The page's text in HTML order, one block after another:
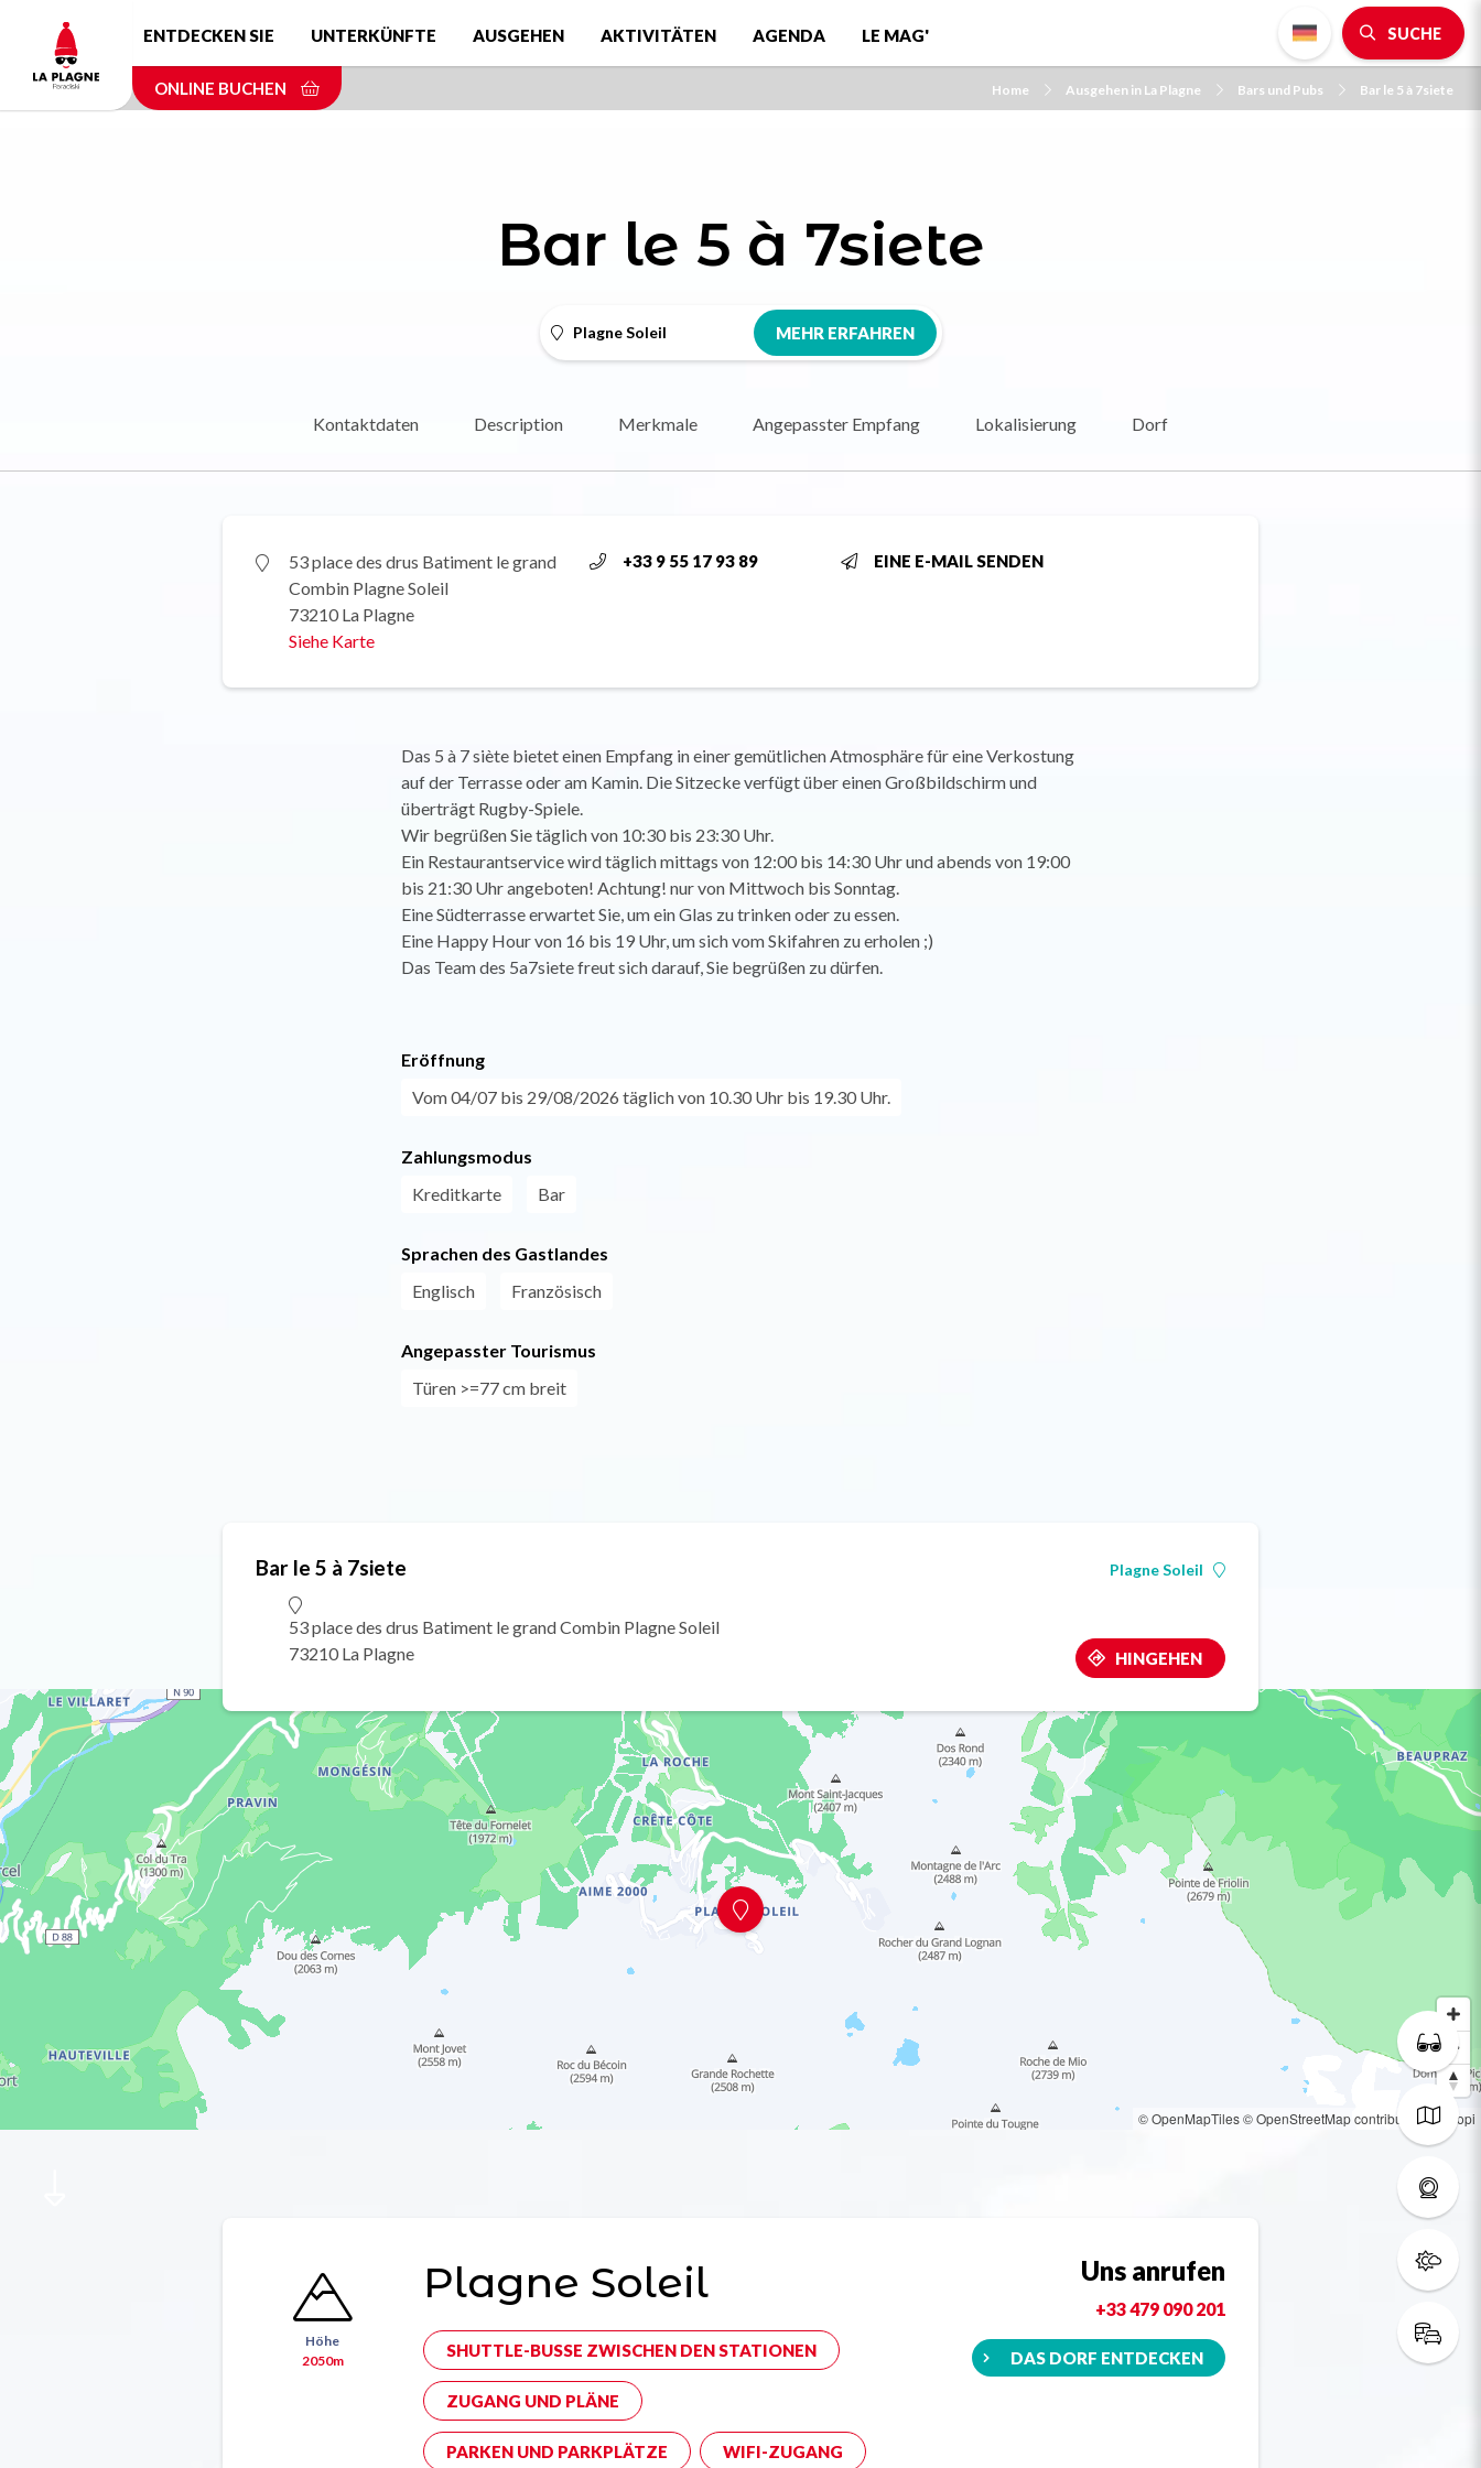
content
ENTDECKEN SIE UNTERKÜNFTE AUSGEHEN AKTIVITÄTEN AGENDA LE MAG' SUCHE
ONLINE BUCHEN Home Ausgehen in La Plagne Bars und Pubs Bar le 5 à 7siete
Bar le 5 à 7siete
Plagne Soleil MEHR ERFAHREN
Kontaktdaten Description Merkmale Angepasster Empfang Lokalisierung Dorf
53 place des drus Batiment le grand
Combin Plagne Soleil
73210 La Plagne
Siehe Karte
+33 9 55 17 93 89 EINE E-MAIL SENDEN
Das 5 à 7 siète bietet einen Empfang in einer gemütlichen Atmosphäre für eine Verkostung
auf der Terrasse oder am Kamin. Die Sitzecke verfügt über einen Großbildschirm und
überträgt Rugby-Spiele.
Wir begrüßen Sie täglich von 10:30 bis 23:30 Uhr.
Ein Restaurantservice wird täglich mittags von 12:00 bis 14:30 Uhr und abends von 19:00
bis 21:30 Uhr angeboten! Achtung! nur von Mittwoch bis Sonntag.
Eine Südterrasse erwartet Sie, um ein Glas zu trinken oder zu essen.
Eine Happy Hour von 16 bis 19 Uhr, um sich vom Skifahren zu erholen ;)
Das Team des 5a7siete freut sich darauf, Sie begrüßen zu dürfen.
Eröffnung
Vom 04/07 bis 29/08/2026 täglich von 10.30 Uhr bis 19.30 Uhr.
Zahlungsmodus
Kreditkarte
Bar
Sprachen des Gastlandes
Englisch
Französisch
Angepasster Tourismus
Türen >=77 cm breit
Bar le 5 à 7siete
53 place des drus Batiment le grand Combin Plagne Soleil
73210 La Plagne
Plagne Soleil
HINGEHEN
© OpenMapTiles© OpenStreetMap contributors© Loopi
Höhe
2050m
Plagne Soleil
SHUTTLE-BUSSE ZWISCHEN DEN STATIONEN
ZUGANG UND PLÄNE
PARKEN UND PARKPLÄTZE WIFI-ZUGANG
Uns anrufen
+33 479 090 201
DAS DORF ENTDECKEN